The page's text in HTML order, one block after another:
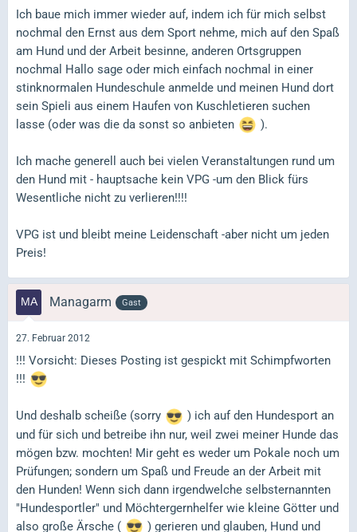
Ich baue mich immer wieder auf, indem ich für mich selbst
nochmal den Ernst aus dem Sport nehme, mich auf den Spaß
am Hund und der Arbeit besinne, anderen Ortsgruppen
nochmal Hallo sage oder mich einfach nochmal in einer
stinknormalen Hundeschule anmelde und meinen Hund dort
sein Spieli aus einem Haufen von Kuschletieren suchen
lasse (oder was die da sonst so anbieten
).
Ich mache generell auch bei vielen Veranstaltungen rund um
den Hund mit - hauptsache kein VPG -um den Blick fürs
Wesentliche nicht zu verlieren!!!!
VPG ist und bleibt meine Leidenschaft -aber nicht um jeden
Preis!
Managarm Gast
27. Februar 2012
!!! Vorsicht: Dieses Posting ist gespickt mit Schimpfworten
!!!
Und deshalb scheiße (sorry
) ich auf den Hundesport an
und für sich und betreibe ihn nur, weil zwei meiner Hunde das
mögen bzw. mochten! Mir geht es weder um Pokale noch um
Prüfungen; sondern um Spaß und Freude an der Arbeit mit
den Hunden! Wenn sich dann irgendwelche selbsternannten
"Hundesportler" und Möchtergernhelfer wie kleine Götter und
also große Ärsche (
) gerieren und glauben, Hund und